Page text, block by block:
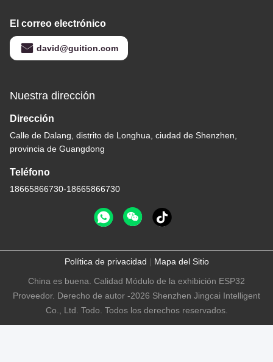
El correo electrónico
david@guition.com
Nuestra dirección
Dirección
Calle de Dalang, distrito de Longhua, ciudad de Shenzhen,
provincia de Guangdong
Teléfono
18665866730-18665866730
Política de privacidad | Mapa del Sitio
China es buena. Calidad Módulo de la exhibición ESP32
Proveedor. Derecho de autor -2026 Shenzhen Jingcai Intelligent
Co., Ltd. Todo. Todos los derechos reservados.